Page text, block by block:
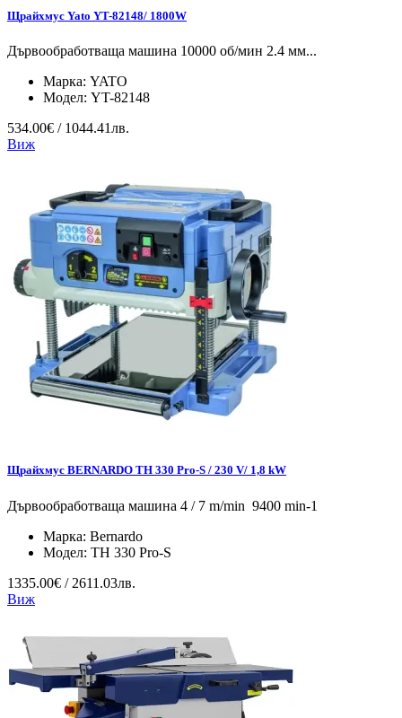
Щрайхмус Yato YT-82148/ 1800W
Дървообработваща машина 10000 об/мин 2.4 мм...
Марка: YATO
Модел: YT-82148
534.00€ / 1044.41лв.
Виж
Щрайхмус BERNARDO TH 330 Pro-S / 230 V/ 1,8 kW
Дървообработваща машина 4 / 7 m/min 9400 min-1
Марка: Bernardo
Модел: TH 330 Pro-S
1335.00€ / 2611.03лв.
Виж